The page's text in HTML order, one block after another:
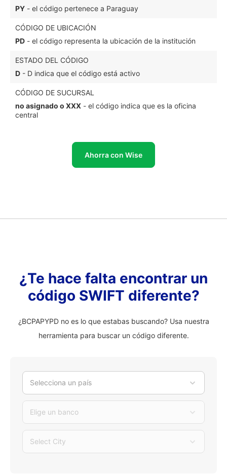
PY - el código pertenece a Paraguay
CÓDIGO DE UBICACIÓN
PD - el código representa la ubicación de la institución
ESTADO DEL CÓDIGO
D - D indica que el código está activo
CÓDIGO DE SUCURSAL
no asignado o XXX - el código indica que es la oficina
central
Ahorra con Wise
¿Te hace falta encontrar un
código SWIFT diferente?
¿BCPAPYPD no es lo que estabas buscando? Usa nuestra
herramienta para buscar un código diferente.
Selecciona un país
Elige un banco
Select City